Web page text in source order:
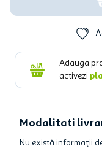
Adauga
activezi
Modalitati
Nu există informații